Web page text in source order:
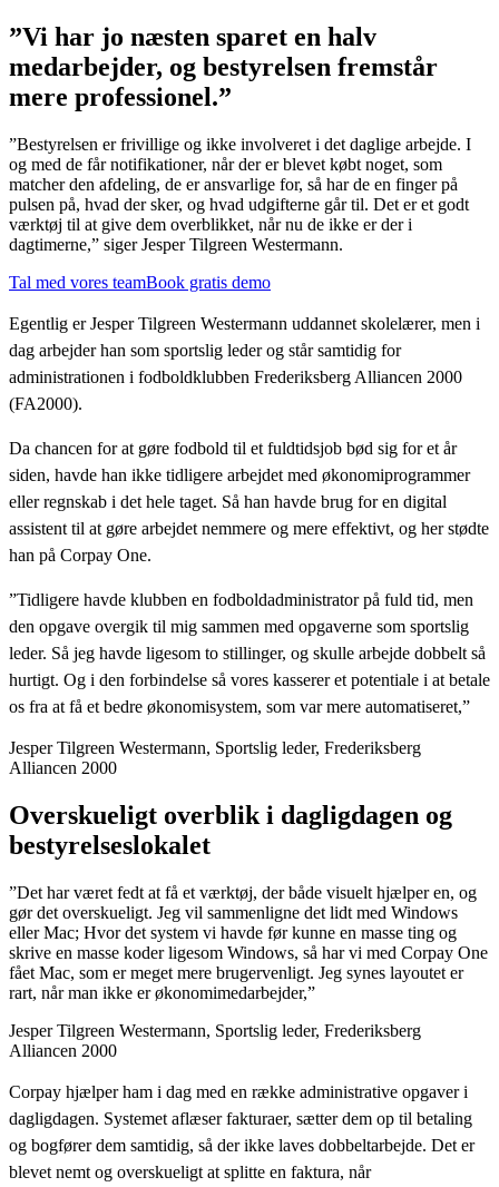
”Vi har jo næsten sparet en halv
medarbejder, og bestyrelsen fremstår
mere professionel.”
”Bestyrelsen er frivillige og ikke involveret i det daglige arbejde. I
og med de får notifikationer, når der er blevet købt noget, som
matcher den afdeling, de er ansvarlige for, så har de en finger på
pulsen på, hvad der sker, og hvad udgifterne går til. Det er et godt
værktøj til at give dem overblikket, når nu de ikke er der i
dagtimerne,” siger Jesper Tilgreen Westermann.
Tal med vores teamBook gratis demo
Egentlig er Jesper Tilgreen Westermann uddannet skolelærer, men i
dag arbejder han som sportslig leder og står samtidig for
administrationen i fodboldklubben Frederiksberg Alliancen 2000
(FA2000).
Da chancen for at gøre fodbold til et fuldtidsjob bød sig for et år
siden, havde han ikke tidligere arbejdet med økonomiprogrammer
eller regnskab i det hele taget. Så han havde brug for en digital
assistent til at gøre arbejdet nemmere og mere effektivt, og her stødte
han på Corpay One.
”Tidligere havde klubben en fodboldadministrator på fuld tid, men
den opgave overgik til mig sammen med opgaverne som sportslig
leder. Så jeg havde ligesom to stillinger, og skulle arbejde dobbelt så
hurtigt. Og i den forbindelse så vores kasserer et potentiale i at betale
os fra at få et bedre økonomisystem, som var mere automatiseret,”
Jesper Tilgreen Westermann, Sportslig leder, Frederiksberg
Alliancen 2000
Overskueligt overblik i dagligdagen og
bestyrelseslokalet
”Det har været fedt at få et værktøj, der både visuelt hjælper en, og
gør det overskueligt. Jeg vil sammenligne det lidt med Windows
eller Mac; Hvor det system vi havde før kunne en masse ting og
skrive en masse koder ligesom Windows, så har vi med Corpay One
fået Mac, som er meget mere brugervenligt. Jeg synes layoutet er
rart, når man ikke er økonomimedarbejder,”
Jesper Tilgreen Westermann, Sportslig leder, Frederiksberg
Alliancen 2000
Corpay hjælper ham i dag med en række administrative opgaver i
dagligdagen. Systemet aflæser fakturaer, sætter dem op til betaling
og bogfører dem samtidig, så der ikke laves dobbeltarbejde. Det er
blevet nemt og overskueligt at splitte en faktura, når